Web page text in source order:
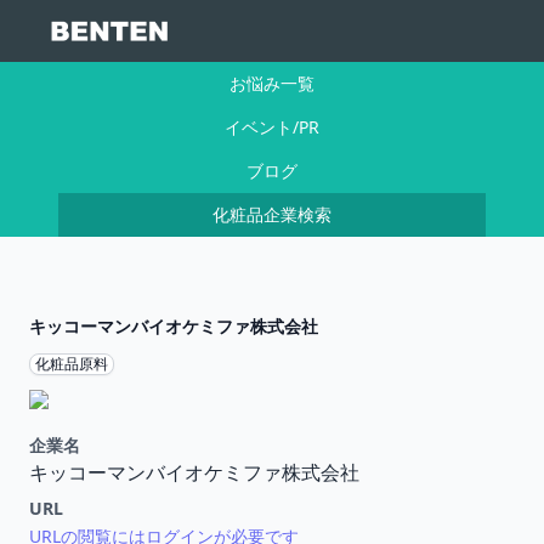
お悩み一覧
イベント/PR
ブログ
化粧品企業検索
キッコーマンバイオケミファ株式会社
化粧品原料
企業名
キッコーマンバイオケミファ株式会社
URL
URLの閲覧にはログインが必要です